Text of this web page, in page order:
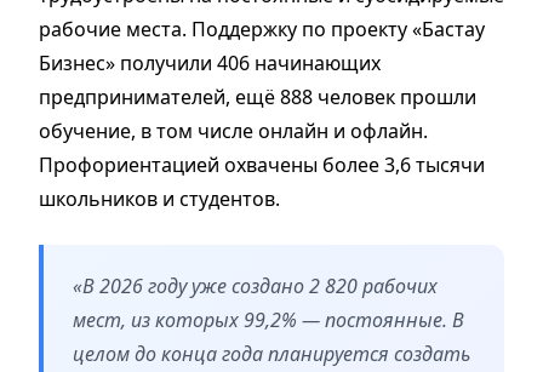
рабочие места. Поддержку по проекту «Бастау
Бизнес» получили 406 начинающих
предпринимателей, ещё 888 человек прошли
обучение, в том числе онлайн и офлайн.
Профориентацией охвачены более 3,6 тысячи
школьников и студентов.
«В 2026 году уже создано 2 820 рабочих
мест, из которых 99,2% — постоянные. В
целом до конца года планируется создать